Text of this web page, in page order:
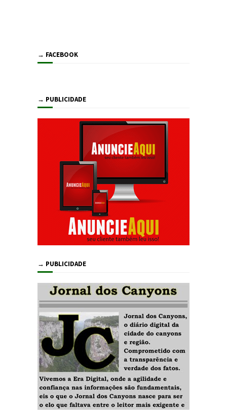
→ FACEBOOK
→ PUBLICIDADE
→ PUBLICIDADE